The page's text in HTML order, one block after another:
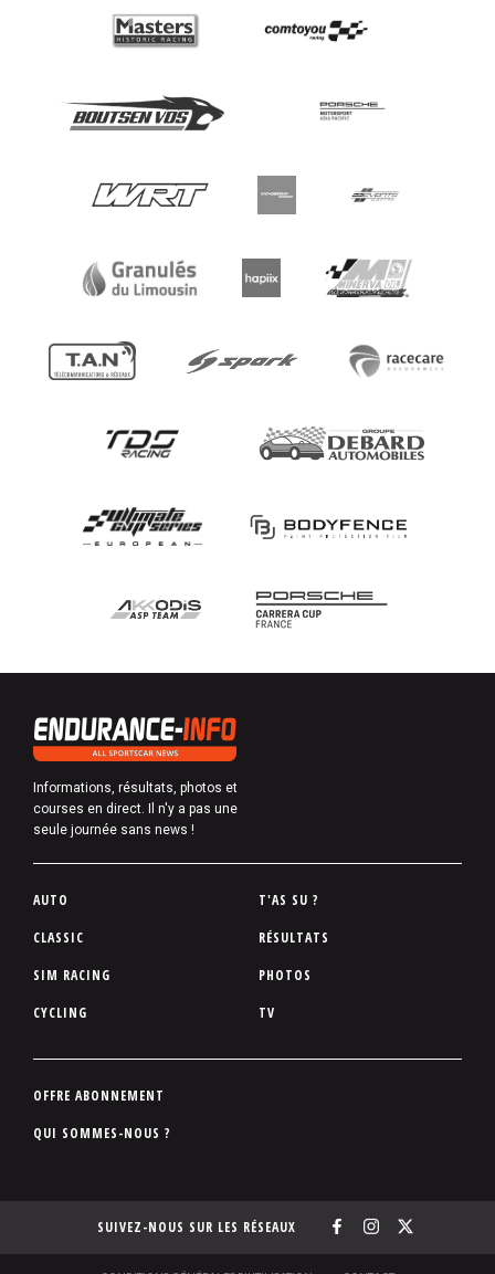
Informations, résultats, photos et
courses en direct. Il n'y a pas une
seule journée sans news !
P
d
d
p
e
AUTO
CLASSIC
SIM RACING
CYCLING
T'AS SU ?
RÉSULTATS
PHOTOS
TV
P
d
p
OFFRE ABONNEMENT
QUI SOMMES-NOUS ?
SUIVEZ-NOUS SUR LES RÉSEAUX